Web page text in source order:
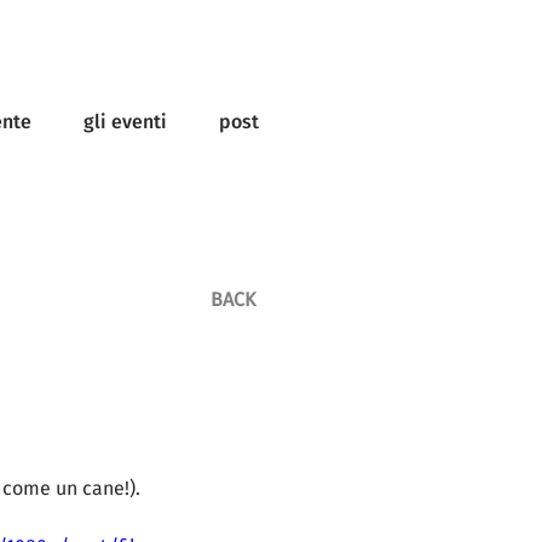
gli eventi post
BACK
un cane!).